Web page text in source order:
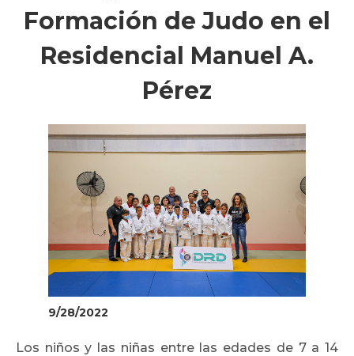
Formación de Judo en el
Residencial Manuel A.
Pérez
9/28/2022
Los niños y las niñas entre las edades de 7 a 14